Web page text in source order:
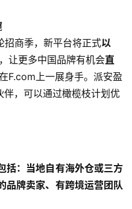
招商季，新平台将正式以
让更多中国品牌有机会直
F.com上一展身手。派安盈
，可以通过橄榄枝计划优
： 当地自有海外仓或三方
品牌卖家、有跨境运营团队